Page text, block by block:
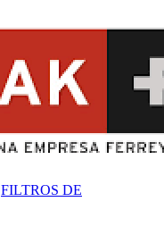
FILTROS DE